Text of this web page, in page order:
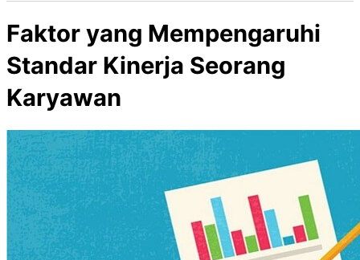
Faktor yang Mempengaruhi
Standar Kinerja Seorang
Karyawan